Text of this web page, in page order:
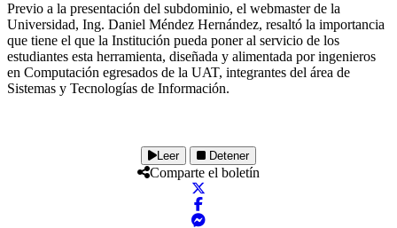
Previo a la presentación del subdominio, el webmaster de la
Universidad, Ing. Daniel Méndez Hernández, resaltó la importancia
que tiene el que la Institución pueda poner al servicio de los
estudiantes esta herramienta, diseñada y alimentada por ingenieros
en Computación egresados de la UAT, integrantes del área de
Sistemas y Tecnologías de Información.
Leer Detener
Comparte el boletín